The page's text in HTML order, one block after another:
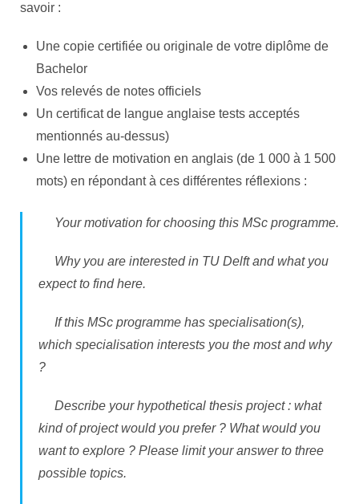
savoir :
Une copie certifiée ou originale de votre diplôme de
Bachelor
Vos relevés de notes officiels
Un certificat de langue anglaise tests acceptés
mentionnés au-dessus)
Une lettre de motivation en anglais (de 1 000 à 1 500
mots) en répondant à ces différentes réflexions :
Your motivation for choosing this MSc programme.
Why you are interested in TU Delft and what you
expect to find here.
If this MSc programme has specialisation(s),
which specialisation interests you the most and why
?
Describe your hypothetical thesis project : what
kind of project would you prefer ? What would you
want to explore ? Please limit your answer to three
possible topics.